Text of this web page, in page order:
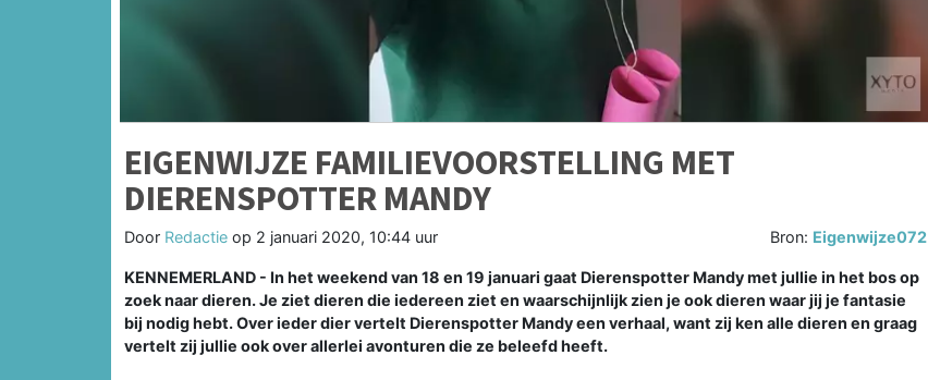
EIGENWIJZE FAMILIEVOORSTELLING MET
DIERENSPOTTER MANDY
Door Redactie op 2 januari 2020, 10:44 uur Bron: Eigenwijze072
KENNEMERLAND - In het weekend van 18 en 19 januari gaat Dierenspotter Mandy met jullie in het bos op
zoek naar dieren. Je ziet dieren die iedereen ziet en waarschijnlijk zien je ook dieren waar jij je fantasie
bij nodig hebt. Over ieder dier vertelt Dierenspotter Mandy een verhaal, want zij ken alle dieren en graag
vertelt zij jullie ook over allerlei avonturen die ze beleefd heeft.